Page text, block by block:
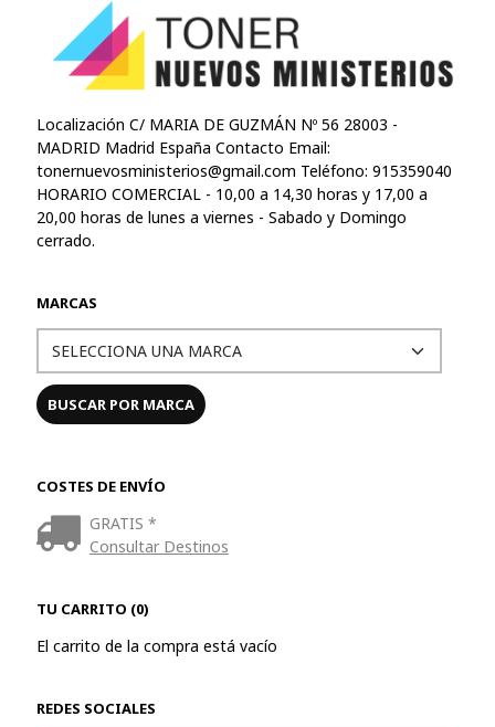
Localización C/ MARIA DE GUZMÁN Nº 56 28003 -
MADRID Madrid España Contacto Email:
tonernuevosministerios@gmail.com Teléfono: 915359040
HORARIO COMERCIAL - 10,00 a 14,30 horas y 17,00 a
20,00 horas de lunes a viernes - Sabado y Domingo
cerrado.
MARCAS
COSTES DE ENVÍO
GRATIS *
Consultar Destinos
TU CARRITO (0)
El carrito de la compra está vacío
REDES SOCIALES